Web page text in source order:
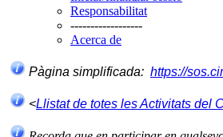
Responsabilitat
------------------
Acerca de
Pàgina simplificada: https://
<Llistat de totes les Activitats del